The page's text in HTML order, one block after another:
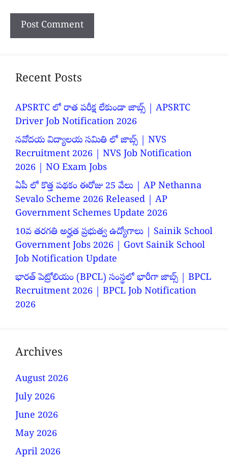
Recent Posts
APSRTC లో రాత పరీక్ష లేకుండా జాబ్స్ | APSRTC
Driver Job Notification 2026
నవోదయ విద్యాలయ సమితి లో జాబ్స్ | NVS
Recruitment 2026 | NVS Job Notification
2026 | NO Exam Jobs
ఏపీ లో కొత్త పథకం ఈరోజు 25 వేలు | AP Nethanna
Sevalo Scheme 2026 Released | AP
Government Schemes Update 2026
10వ తరగతి అర్హత ప్రభుత్వ ఉద్యోగాలు | Sainik School
Government Jobs 2026 | Govt Sainik School
Job Notification Update
భారత్ పెట్రోలియం (BPCL) సంస్థలో భారీగా జాబ్స్ | BPCL
Recruitment 2026 | BPCL Job Notification
2026
Archives
August 2026
July 2026
June 2026
May 2026
April 2026